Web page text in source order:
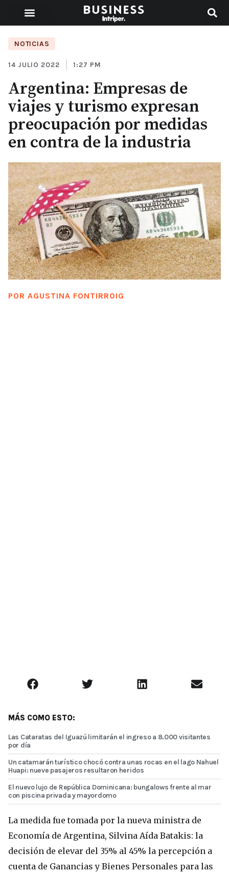
NOTICIAS
14 JULIO 2022 1:27 PM
Argentina: Empresas de
viajes y turismo expresan
preocupación por medidas
en contra de la industria
POR AGUSTINA FONTIRROIG
MÁS COMO ESTO:
Las Cataratas del Iguazú limitarán el ingreso a 8.000 visitantes
por día
Un catamarán turístico chocó contra unas rocas en el lago Nahuel
Huapi: nueve pasajeros resultaron heridos
El nuevo lujo de República Dominicana: bungalows frente al mar
con piscina privada y mayordomo
La medida fue tomada por la nueva ministra de
Economía de Argentina, Silvina Aída Batakis: la
decisión de elevar del 35% al 45% la percepción a
cuenta de Ganancias y Bienes Personales para las